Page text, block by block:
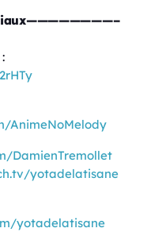
AnimeNoMelody
DamienTremollet
yotadelatisane
yotadelatisane